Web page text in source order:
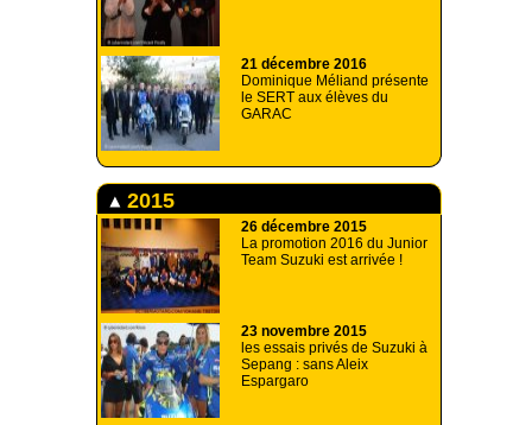
21 décembre 2016
Dominique Méliand présente
le SERT aux élèves du
GARAC
2015
26 décembre 2015
La promotion 2016 du Junior
Team Suzuki est arrivée !
23 novembre 2015
les essais privés de Suzuki à
Sepang : sans Aleix
Espargaro